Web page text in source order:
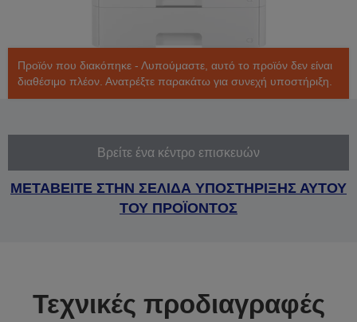
Προϊόν που διακόπηκε - Λυπούμαστε, αυτό το προϊόν δεν είναι
διαθέσιμο πλέον. Ανατρέξτε παρακάτω για συνεχή υποστήριξη.
Βρείτε ένα κέντρο επισκευών
ΜΕΤΑΒΕΙΤΕ ΣΤΗΝ ΣΕΛΙΔΑ ΥΠΟΣΤΗΡΙΞΗΣ ΑΥΤΟΥ
ΤΟΥ ΠΡΟΪΟΝΤΟΣ
Τεχνικές προδιαγραφές